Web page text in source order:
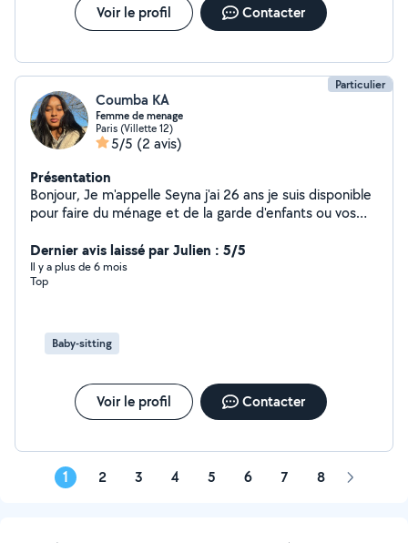
Voir le profil Contacter
Particulier
Coumba KA
Femme de menage
Paris (Villette 12)
5/5 (2 avis)
Présentation
Bonjour, Je m'appelle Seyna j'ai 26 ans je suis disponible
pour faire du ménage et de la garde d'enfants ou vos
Dernier avis laissé par Julien : 5/5
Il y a plus de 6 mois
Top
Baby-sitting
Voir le profil Contacter
1 2 3 4 5 6 7 8 Page